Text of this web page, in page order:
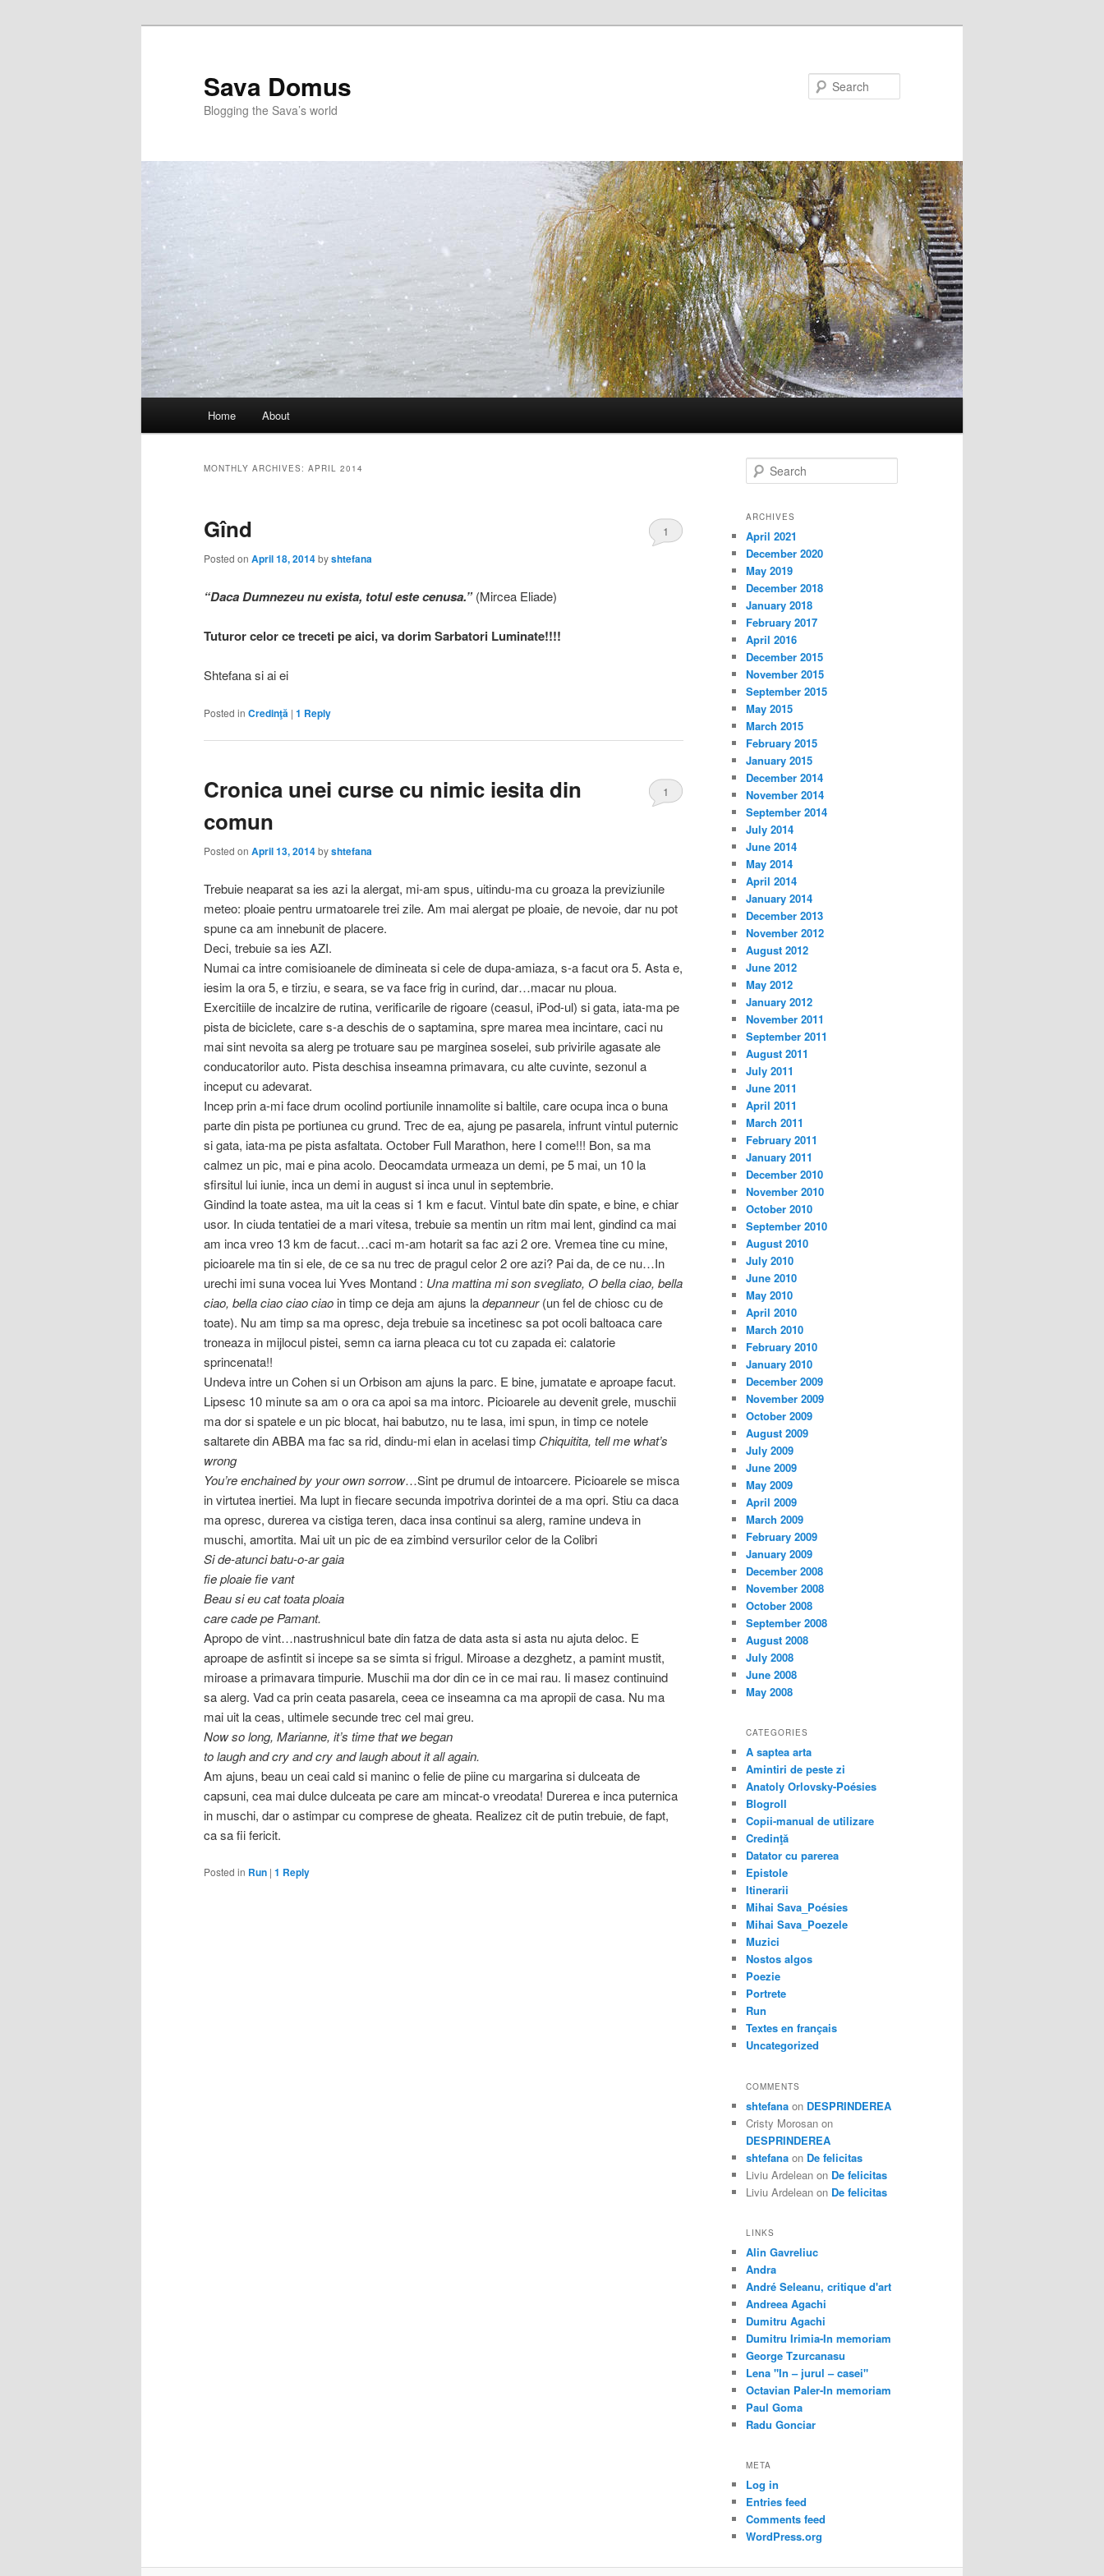
Sava Domus
Blogging the Sava’s world
Home About
MONTHLY ARCHIVES: APRIL 2014
Gînd
Posted on April 18, 2014byshtefana
1
“Daca Dumnezeu nu exista, totul este cenusa.”(Mircea Eliade)
Tuturor celor ce treceti pe aici, va dorim Sarbatori Luminate!!!!
Shtefana si ai ei
Posted in Credinţă | 1 Reply
Cronica unei curse cu nimic iesita din
comun
Posted on April 13, 2014byshtefana
1
Trebuie neaparat sa ies azi la alergat, mi-am spus, uitindu-ma cu groaza la previziunile
meteo: ploaie pentru urmatoarele trei zile. Am mai alergat pe ploaie, de nevoie, dar nu pot
spune ca am innebunit de placere.
Deci, trebuie sa ies AZI.
Numai ca intre comisioanele de dimineata si cele de dupa-amiaza, s-a facut ora 5. Asta e,
iesim la ora 5, e tirziu, e seara, se va face frig in curind, dar…macar nu ploua.
Exercitiile de incalzire de rutina, verificarile de rigoare (ceasul, iPod-ul) si gata, iata-ma pe
pista de biciclete, care s-a deschis de o saptamina, spre marea mea incintare, caci nu
mai sint nevoita sa alerg pe trotuare sau pe marginea soselei, sub privirile agasate ale
conducatorilor auto. Pista deschisa inseamna primavara, cu alte cuvinte, sezonul a
inceput cu adevarat.
Incep prin a-mi face drum ocolind portiunile innamolite si baltile, care ocupa inca o buna
parte din pista pe portiunea cu grund. Trec de ea, ajung pe pasarela, infrunt vintul puternic
si gata, iata-ma pe pista asfaltata. October Full Marathon, here I come!!! Bon, sa ma
calmez un pic, mai e pina acolo. Deocamdata urmeaza un demi, pe 5 mai, un 10 la
sfirsitul lui iunie, inca un demi in august si inca unul in septembrie.
Gindind la toate astea, ma uit la ceas si 1 km e facut. Vintul bate din spate, e bine, e chiar
usor. In ciuda tentatiei de a mari vitesa, trebuie sa mentin un ritm mai lent, gindind ca mai
am inca vreo 13 km de facut…caci m-am hotarit sa fac azi 2 ore. Vremea tine cu mine,
picioarele ma tin si ele, de ce sa nu trec de pragul celor 2 ore azi? Pai da, de ce nu…In
urechi imi suna vocea lui Yves Montand : Una mattina mi son svegliato, O bella ciao, bella
ciao, bella ciao ciao ciao in timp ce deja am ajuns ladepanneur(un fel de chiosc cu de
toate). Nu am timp sa ma opresc, deja trebuie sa incetinesc sa pot ocoli baltoaca care
troneaza in mijlocul pistei, semn ca iarna pleaca cu tot cu zapada ei: calatorie
sprincenata!!
Undeva intre un Cohen si un Orbison am ajuns la parc. E bine, jumatate e aproape facut.
Lipsesc 10 minute sa am o ora ca apoi sa ma intorc. Picioarele au devenit grele, muschii
ma dor si spatele e un pic blocat, hai babutzo, nu te lasa, imi spun, in timp ce notele
saltarete din ABBA ma fac sa rid, dindu-mi elan in acelasi timp Chiquitita, tell me what’s
wrong
You’re enchained by your own sorrow…Sint pe drumul de intoarcere. Picioarele se misca
in virtutea inertiei. Ma lupt in fiecare secunda impotriva dorintei de a ma opri. Stiu ca daca
ma opresc, durerea va cistiga teren, daca insa continui sa alerg, ramine undeva in
muschi, amortita. Mai uit un pic de ea zimbind versurilor celor de la Colibri
Si de-atunci batu-o-ar gaia
fie ploaie fie vant
Beau si eu cat toata ploaia
care cade pe Pamant.
Apropo de vint…nastrushnicul bate din fatza de data asta si asta nu ajuta deloc. E
aproape de asfintit si incepe sa se simta si frigul. Miroase a dezghetz, a pamint mustit,
miroase a primavara timpurie. Muschii ma dor din ce in ce mai rau. Ii masez continuind
sa alerg. Vad ca prin ceata pasarela, ceea ce inseamna ca ma apropii de casa. Nu ma
mai uit la ceas, ultimele secunde trec cel mai greu.
Now so long, Marianne, it’s time that we began
to laugh and cry and cry and laugh about it all again.
Am ajuns, beau un ceai cald si maninc o felie de piine cu margarina si dulceata de
capsuni, cea mai dulce dulceata pe care am mincat-o vreodata! Durerea e inca puternica
in muschi, dar o astimpar cu comprese de gheata. Realizez cit de putin trebuie, de fapt,
ca sa fii fericit.
Posted in Run | 1 Reply
e
r
h
ARCHIVES
April 2021
December 2020
May 2019
December 2018
January 2018
February 2017
April 2016
December 2015
November 2015
September 2015
May 2015
March 2015
February 2015
January 2015
December 2014
November 2014
September 2014
July 2014
June 2014
May 2014
April 2014
January 2014
December 2013
November 2012
August 2012
June 2012
May 2012
January 2012
November 2011
September 2011
August 2011
July 2011
June 2011
April 2011
March 2011
February 2011
January 2011
December 2010
November 2010
October 2010
September 2010
August 2010
July 2010
June 2010
May 2010
April 2010
March 2010
February 2010
January 2010
December 2009
November 2009
October 2009
August 2009
July 2009
June 2009
May 2009
April 2009
March 2009
February 2009
January 2009
December 2008
November 2008
October 2008
September 2008
August 2008
July 2008
June 2008
May 2008
CATEGORIES
A saptea arta
Amintiri de peste zi
Anatoly Orlovsky-Poésies
Blogroll
Copii-manual de utilizare
Credinţă
Datator cu parerea
Epistole
Itinerarii
Mihai Sava_Poésies
Mihai Sava_Poezele
Muzici
Nostos algos
Poezie
Portrete
Run
Textes en français
Uncategorized
COMMENTS
shtefana on DESPRINDEREA
Cristy Morosan on
DESPRINDEREA
shtefana on De felicitas
Liviu Ardelean on De felicitas
Liviu Ardelean on De felicitas
LINKS
Alin Gavreliuc
Andra
André Seleanu, critique d'art
Andreea Agachi
Dumitru Agachi
Dumitru Irimia-In memoriam
George Tzurcanasu
Lena "In – jurul – casei"
Octavian Paler-In memoriam
Paul Goma
Radu Gonciar
META
Log in
Entries feed
Comments feed
WordPress.org